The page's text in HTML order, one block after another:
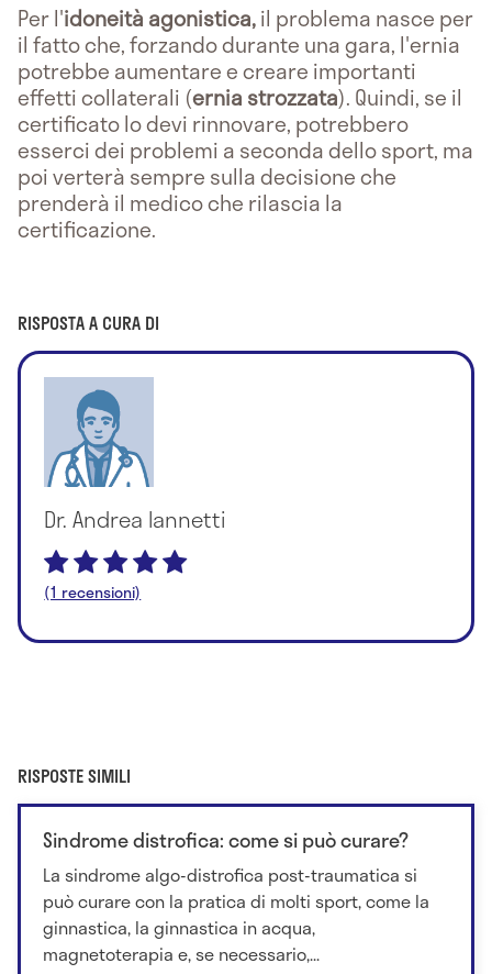
Per l'idoneità agonistica,il problema nasce per
il fatto che, forzando durante una gara, l'ernia
potrebbe aumentare e creare importanti
effetti collaterali (ernia strozzata). Quindi, se il
certificato lo devi rinnovare, potrebbero
esserci dei problemi a seconda dello sport, ma
poi verterà sempre sulla decisione che
prenderà il medico che rilascia la
certificazione.
RISPOSTA A CURA DI
Dr. Andrea Iannetti
(1 recensioni)
RISPOSTE SIMILI
Sindrome distrofica: come si può curare?
La sindrome algo-distrofica post-traumatica si
può curare con la pratica di molti sport, come la
ginnastica, la ginnastica in acqua,
magnetoterapia e, se necessario,...